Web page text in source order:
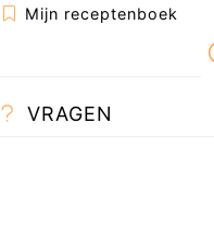
Mijn receptenboek
VRAGEN